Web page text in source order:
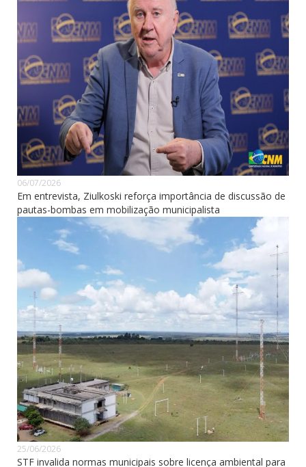
06/07/2026
Em entrevista, Ziulkoski reforça importância de discussão de
pautas-bombas em mobilização municipalista
25/06/2026
STF invalida normas municipais sobre licença ambiental para